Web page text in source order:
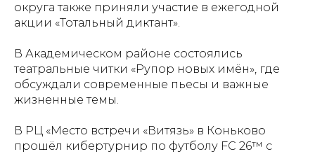
округа также приняли участие в ежегодной
акции «Тотальный диктант».
В Академическом районе состоялись
театральные читки «Рупор новых имён», где
обсуждали современные пьесы и важные
жизненные темы.
В РЦ «Место встречи «Витязь» в Коньково
прошёл кибертурнир по футболу FC 26™ с